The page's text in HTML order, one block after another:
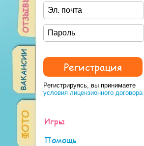
Регистрируясь, вы принимаете
условия лицензионного договора
Игры
Помощь